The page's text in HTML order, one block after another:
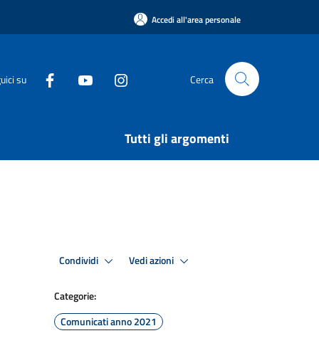
Accedi all'area personale
su Cerca
Tutti gli argomenti
Condividi Vedi azioni
Categorie:
Comunicati anno 2021